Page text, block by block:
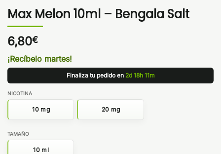
Max Melon 10ml – Bengala Salt
6,80€
¡Recíbelo martes!
Finaliza tu pedido en 2d 18h 11m
NICOTINA
10 mg 20 mg
TAMAÑO
10 ml